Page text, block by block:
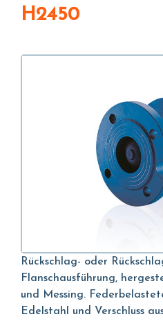
H2450
Rückschlag- oder
Flanschausführung,
und Messing.
Edelstahl und Verschluss